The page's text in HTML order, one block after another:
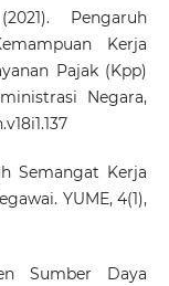
Pengaruh
Kerja
Pajak (Kpp)
Negara,
Semangat Kerja
YUME, 4(1),
Sumber Daya